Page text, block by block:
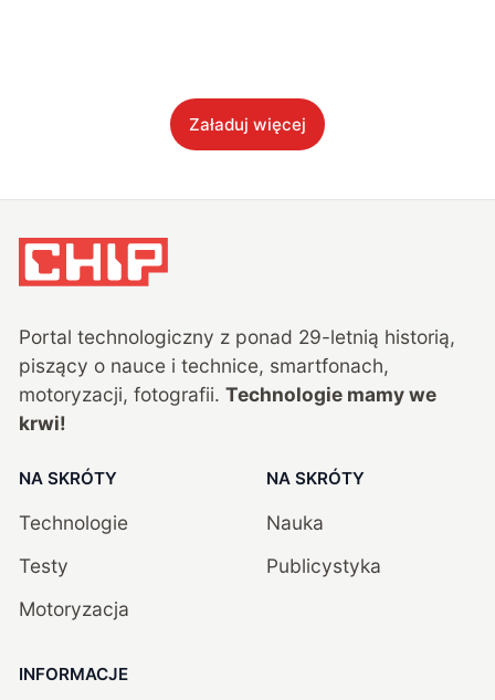
Załaduj więcej
Portal technologiczny z ponad 29-letnią historią,
piszący o nauce i technice, smartfonach,
motoryzacji, fotografii. Technologie mamy we
krwi!
NA SKRÓTY
Technologie
Testy
Motoryzacja
NA SKRÓTY
Nauka
Publicystyka
INFORMACJE